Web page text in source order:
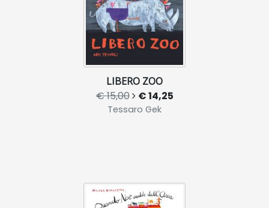
LIBERO ZOO
€ 15,00 € 14,25
Tessaro Gek